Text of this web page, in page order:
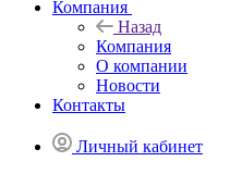
Компания
Назад
Компания
О компании
Новости
Контакты
Личный кабинет